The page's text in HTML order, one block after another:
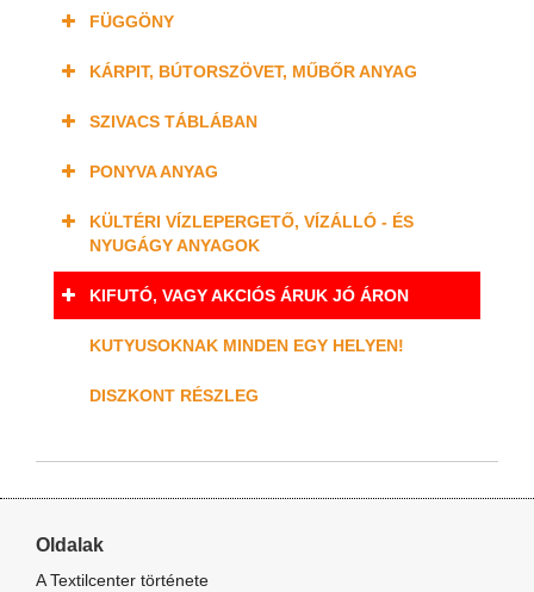
FÜGGÖNY
KÁRPIT, BÚTORSZÖVET, MŰBŐR ANYAG
SZIVACS TÁBLÁBAN
PONYVA ANYAG
KÜLTÉRI VÍZLEPERGETŐ, VÍZÁLLÓ - ÉS
NYUGÁGY ANYAGOK
KIFUTÓ, VAGY AKCIÓS ÁRUK JÓ ÁRON
KUTYUSOKNAK MINDEN EGY HELYEN!
DISZKONT RÉSZLEG
Oldalak
A Textilcenter története